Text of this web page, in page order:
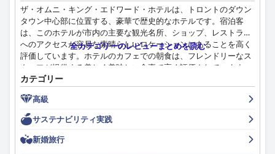
全体として、ソーホー・ホテル・トロントは、最高のロケーショ
ン、優れたサービス、設備の整ったアメニティが特徴的な、豪華
で快適な体験を提供します。WiFiの信頼性や朝食の価値など、い
くつかの小さな欠点はあるものの、ホテルは豪華さと利便性とい
う永続的な印象を与えます。
ザ・オムニ・キング・エドワード・ホテルは、トロントのダウン
タウン中心部に位置する、豪華で歴史的なホテルです。宿泊客
は、このホテルが市内の主要な観光名所、ショップ、レストラン
へのアクセスが容易な素晴らしいロケーションにあることを高く
評価しています。ホテルのカフェでの朝食は、フレンドリーなス
タッフが提供する美しく美味しい食事で高く評価されています
が、料金が高いと感じる宿泊客もいます。客室は広々としてい
て、設備が整っており、快適なベッドと清潔なバスルームを備え
た豪華な内装です。ホテルはまた、並外れた清潔さと、親切、プ
ロ意識、そしてどんなことでも喜んで手伝ってくれるフレンドリ
ーなスタッフでも知られています。ホテルでは、追加料金でWi-Fi
アクセスが利用でき、駐車場も便利でお手頃な料金で利用できま
全カテゴリーのレビューまとめを読む
カテゴリー
高級
サステナビリティ実践
新婚旅行